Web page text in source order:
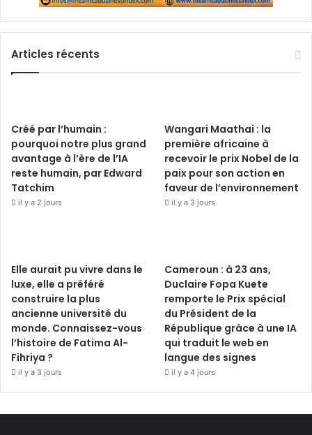
Articles récents
Créé par l’humain :
pourquoi notre plus grand
avantage à l’ère de l’IA
reste humain, par Edward
Tatchim
il y a 2 jours
Wangari Maathai : la
première africaine à
recevoir le prix Nobel de la
paix pour son action en
faveur de l’environnement
il y a 3 jours
Elle aurait pu vivre dans le
luxe, elle a préféré
construire la plus
ancienne université du
monde. Connaissez-vous
l’histoire de Fatima Al-
Fihriya ?
il y a 3 jours
Cameroun : à 23 ans,
Duclaire Fopa Kuete
remporte le Prix spécial
du Président de la
République grâce à une IA
qui traduit le web en
langue des signes
il y a 4 jours